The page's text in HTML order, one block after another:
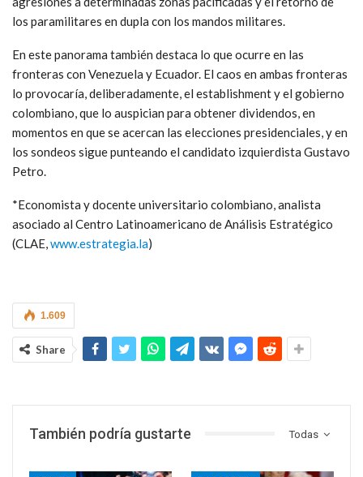
los paramilitares en dupla con los mandos militares.
En este panorama también destaca lo que ocurre en las
fronteras con Venezuela y Ecuador. El caos en ambas fronteras
lo provocaría, deliberadamente, el establishment y el gobierno
colombiano, que lo auspician para obtener dividendos, en
momentos en que se acercan las elecciones presidenciales, y en
los sondeos sigue punteando el candidato izquierdista Gustavo
Petro.
*Economista y docente universitario colombiano, analista
asociado al Centro Latinoamericano de Análisis Estratégico
(CLAE, www.estrategia.la)
1.609
Share
Todas
También podría gustarte